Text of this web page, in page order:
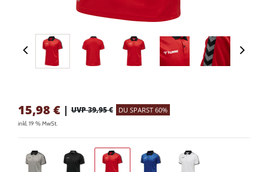
15,98 € | UVP 39,95 € DU SPARST 60%
inkl. 19 % MwSt.